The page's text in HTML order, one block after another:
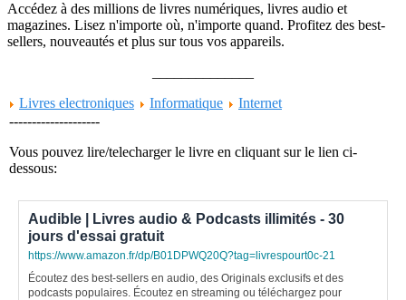
Accédez à des millions de livres numériques, livres audio et
magazines. Lisez n'importe où, n'importe quand. Profitez des best-
sellers, nouveautés et plus sur tous vos appareils.
Livres electroniques
Informatique
Internet
--------------------
Vous pouvez lire/telecharger le livre en cliquant sur le lien ci-
dessous:
Audible | Livres audio & Podcasts illimités - 30
jours d'essai gratuit
https://www.amazon.fr/dp/B01DPWQ20Q?tag=livrespourt0c-21
Écoutez des best-sellers en audio, des Originals exclusifs et des
podcasts populaires. Écoutez en streaming ou téléchargez pour